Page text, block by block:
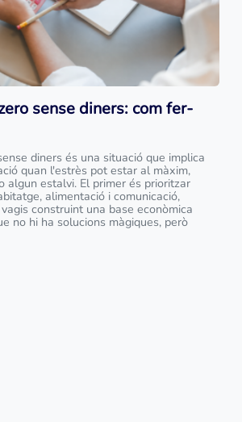
sense diners: com fer-
diners és una situació que implica
quan l'estrès pot estar al màxim,
algun estalvi. El primer és prioritzar
alimentació i comunicació,
construint una base econòmica
no hi ha solucions màgiques, però